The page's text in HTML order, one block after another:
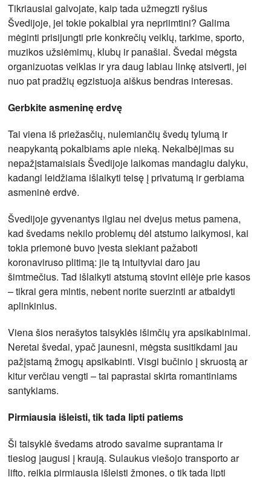
Tikriausiai galvojate, kaip tada užmegzti ryšius
Švedijoje, jei tokie pokalbiai yra nepriimtini? Galima
mėginti prisijungti prie konkrečių veiklų, tarkime, sporto,
muzikos užsiėmimų, klubų ir panašiai. Švedai mėgsta
organizuotas veiklas ir yra daug labiau linkę atsiverti, jei
nuo pat pradžių egzistuoja aiškus bendras interesas.
Gerbkite asmeninę erdvę
Tai viena iš priežasčių, nulemiančių švedų tylumą ir
neapykantą pokalbiams apie nieką. Nekalbėjimas su
nepažįstamaisiais Švedijoje laikomas mandagiu dalyku,
kadangi leidžiama išlaikyti teisę į privatumą ir gerbiama
asmeninė erdvė.
Švedijoje gyvenantys ilgiau nei dvejus metus pamena,
kad švedams nekilo problemų dėl atstumo laikymosi, kai
tokia priemonė buvo įvesta siekiant pažaboti
koronaviruso plitimą: jie tą intuityviai daro jau
šimtmečius. Tad išlaikyti atstumą stovint eilėje prie kasos
– tikrai gera mintis, nebent norite suerzinti ar atbaidyti
aplinkinius.
Viena šios nerašytos taisyklės išimčių yra apsikabinimai.
Neretai švedai, ypač jaunesni, mėgsta susitikdami jau
pažįstamą žmogų apsikabinti. Visgi bučinio į skruostą ar
kitur verčiau vengti – tai paprastai skirta romantiniams
santykiams.
Pirmiausia išleisti, tik tada lipti patiems
Ši taisyklė švedams atrodo savaime suprantama ir
tiesiog įaugusi į kraują. Sulaukus viešojo transporto ar
lifto, reikia pirmiausia išleisti žmones, o tik tada lipti